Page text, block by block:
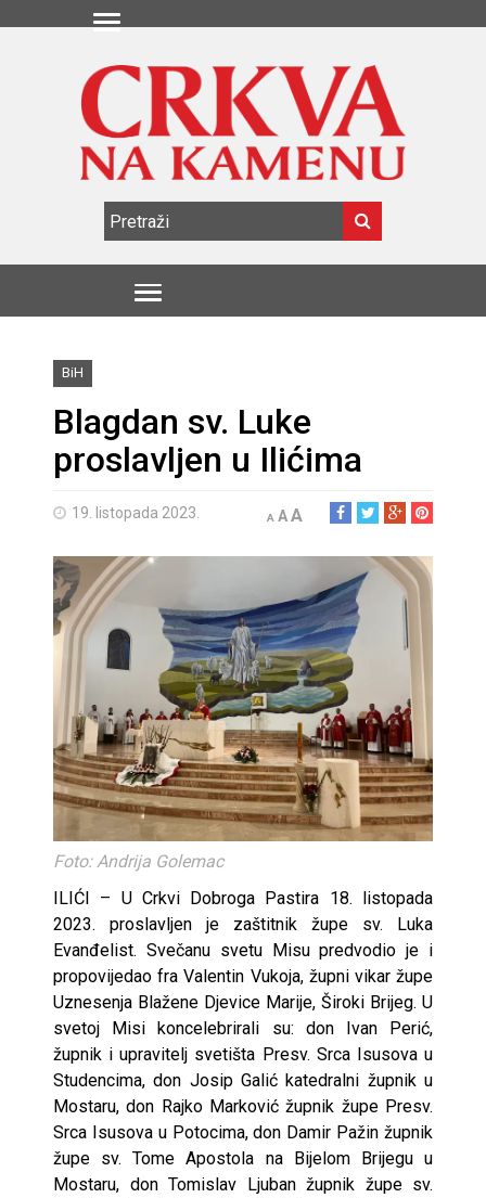
BiH
Blagdan sv. Luke
proslavljen u Ilićima
19. listopada 2023. A AA
Foto: Andrija Golemac
ILIĆI – U Crkvi Dobroga Pastira 18. listopada
2023. proslavljen je zaštitnik župe sv. Luka
Evanđelist. Svečanu svetu Misu predvodio je i
propovijedao fra Valentin Vukoja, župni vikar župe
Uznesenja Blažene Djevice Marije, Široki Brijeg. U
svetoj Misi koncelebrirali su: don Ivan Perić,
župnik i upravitelj svetišta Presv. Srca Isusova u
Studencima, don Josip Galić katedralni župnik u
Mostaru, don Rajko Marković župnik župe Presv.
Srca Isusova u Potocima, don Damir Pažin župnik
župe sv. Tome Apostola na Bijelom Brijegu u
Mostaru, don Tomislav Ljuban župnik župe sv.